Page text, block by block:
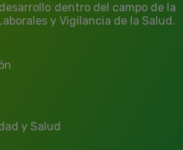
dentro del campo de la
y Vigilancia de la Salud.
y Salud